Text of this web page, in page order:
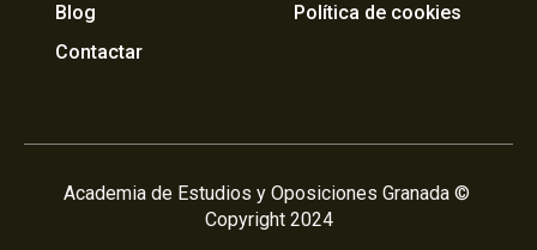
Blog
Contactar
Política de cookies
Academia de Estudios y Oposiciones Granada ©
Copyright 2024